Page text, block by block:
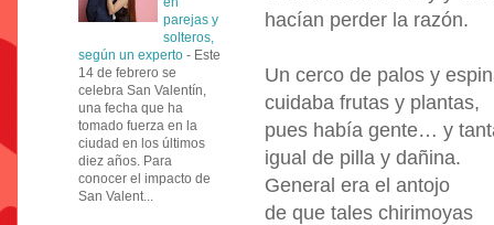
hacían perder la razón.
Un cerco de palos y
cuidaba frutas y plantas,
pues había gente… y
igual de pilla y dañina.
General era el antojo
de que tales chirimoyas
parejas y
solteros,
según un experto - Este
14 de febrero se
celebra San Valentín,
una fecha que ha
tomado fuerza en la
ciudad en los últimos
diez años. Para
conocer el impacto de
San Valent...